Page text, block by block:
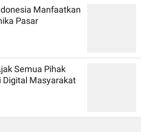
Manfaatkan
Pasar
Semua Pihak
Masyarakat